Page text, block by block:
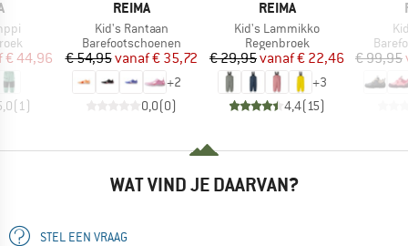
prijs
€ 44,96
(1)
MERK
REIMA
Artikel
Kid's Rantaan
Productgroep
Barefootschoenen
Prijs
€ 54,95 Verlaagde prijs
vanaf€ 35,72
+2
0,0(0)
MERK
REIMA
Artikel
Kid's Lammikko
Productgroep
Regenbroek
Prijs
€ 29,95 Verlaagde prijs
vanaf€ 22,46
+3
4,4(15)
€ 99,95
WAT VIND JE DAARVAN?
STEL EEN VRAAG